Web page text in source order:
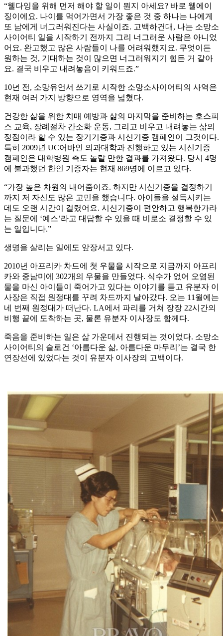
“웰다잉을 위해 먼저 해야 할 일이 뭔지 아세요? 바로 웰에이
징이에요. 나이를 먹어가면서 가장 좋은 것 중 하나는 나에게
또 남에게 너그러워진다는 사실이죠. 고백하건대, 나는 소망소
사이어티 일을 시작하기 전까지 그리 너그러운 사람은 아니었
어요. 완고했고 많은 사람들이 나를 어려워했지요. 무엇이든
원하는 것, 기대하는 것이 많으면 너그러워지기 힘든 거 같아
요. 결국 비우고 내려놓음이 키워드죠.”
10년 전, 소망유언서 쓰기로 시작한 소망소사이어티의 사역은
현재 여러 가지 방향으로 영역을 넓혔다.
건강한 삶을 위한 치매 예방과 삶의 마지막을 준비하는 호스피
스 교육, 장례절차 간소화 운동, 그리고 비우고 내려놓는 삶의
정점이라 할 수 있는 장기기증과 시신기증 캠페인이 그것이다.
특히 2009년 UC어바인 의과대학과 진행하고 있는 시신기증
캠페인은 대학병원 측도 놀랄 만한 결과를 가져왔다. 당시 4명
에 불과했던 한인 기증자는 현재 869명에 이르고 있다.
“가장 높은 차원의 내어줌이죠. 하지만 시신기증을 결정하기
까지 저 자신도 많은 고민을 했습니다. 아이들을 설득시키는
데도 오랜 시간이 걸렸어요. 시신기증이 편안하고 행복한가라
는 질문에 ‘예스’라고 대답할 수 있을 때 비로소 결정할 수 있
는 일입니다.”
생명을 살리는 일에도 앞장서고 있다.
2010년 아프리카 차드에 첫 우물을 시작으로 지금까지 아프리
카와 중남미에 302개의 우물을 만들었다. 식수가 없어 오염된
물을 마신 아이들이 죽어가고 있다는 이야기를 듣고 유분자 이
사장은 직접 원정대를 꾸려 차드까지 날아갔다. 오는 11월에는
네 번째 원정대가 떠난다. LA에서 파리를 거쳐 장장 22시간의
비행 끝에 도착하는 곳, 물론 유분자 이사장도 함께다.
죽음을 준비하는 일은 삶 가운데서 진행되는 것이었다. 소망소
사이어티의 슬로건 ‘아름다운 삶, 아름다운 마무리’는 결국 한
연장선에 있었다는 것이 유분자 이사장의 고백이다.